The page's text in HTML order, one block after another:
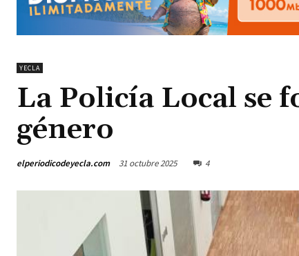
YECLA
La Policía Local se
género
elperiodicodeyecla.com 31 octubre 2025 4